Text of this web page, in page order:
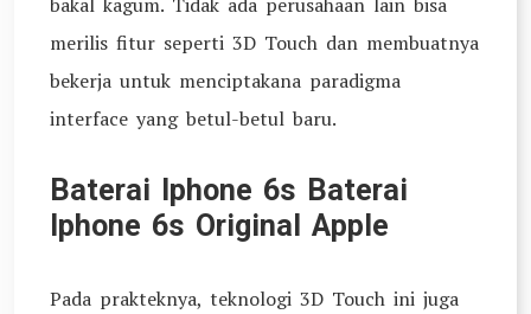
merilis fitur seperti 3D Touch dan membuatnya
bekerja untuk menciptakana paradigma
interface yang betul-betul baru.
Baterai Iphone 6s Baterai
Iphone 6s Original Apple
Pada prakteknya, teknologi 3D Touch ini juga